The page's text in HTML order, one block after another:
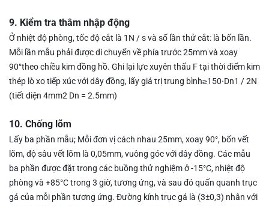
9. Kiểm tra thâm nhập động
Ở nhiệt độ phòng, tốc độ cắt là 1N / s và số lần thử cắt: là bốn lần.
Mỗi lần mẫu phải được di chuyển về phía trước 25mm và xoay
90°theo chiều kim đồng hồ. Ghi lại lực xuyên thấu F tại thời điểm kim
thép lò xo tiếp xúc với dây đồng, lấy giá trị trung bình≥150·Dn1 / 2N
(tiết diện 4mm2 Dn = 2.5mm)
10. Chống lõm
Lấy ba phần mẫu; Mỗi đơn vị cách nhau 25mm, xoay 90°, bốn vết
lõm, độ sâu vết lõm là 0,05mm, vuông góc với dây đồng. Các mẫu
ba phần được đặt trong các buồng thử nghiệm ở -15°C, nhiệt độ
phòng và +85°C trong 3 giờ, tương ứng, và sau đó quấn quanh trục
gá của mỗi phần tương ứng. Đường kính trục gá là (3±0,3) nhân với